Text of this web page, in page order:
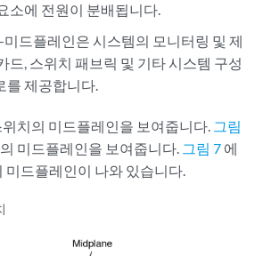
소에 전원이 분배됩니다.
드플레인은 시스템의 모니터링 및 제
드, 스위치 패브릭 및 기타 시스템 구성
를 제공합니다.
위치의 미드플레인을 보여줍니다. 그림
미드플레인을 보여줍니다. 그림 7 에
미드플레인이 나와 있습니다.